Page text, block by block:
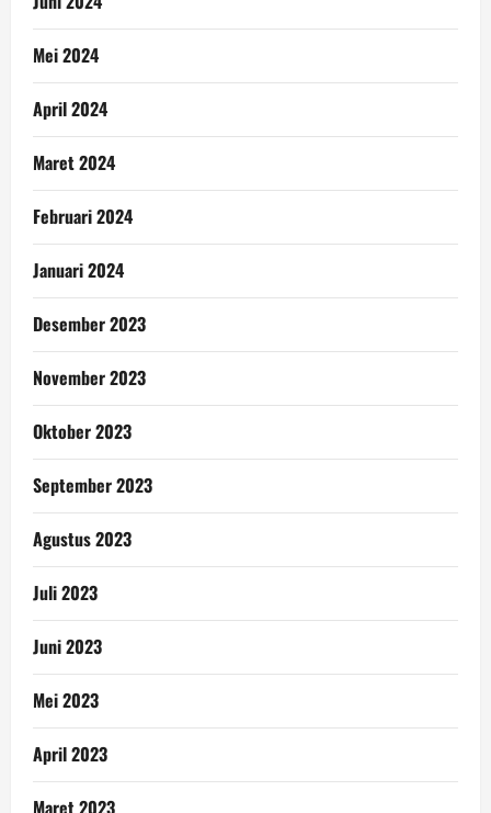
Mei 2024
April 2024
Maret 2024
Februari 2024
Januari 2024
Desember 2023
November 2023
Oktober 2023
September 2023
Agustus 2023
Juli 2023
Juni 2023
Mei 2023
April 2023